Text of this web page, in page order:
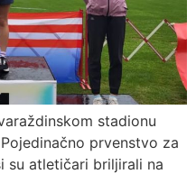
stadionu
prvenstvo za
su atletičari briljirali na